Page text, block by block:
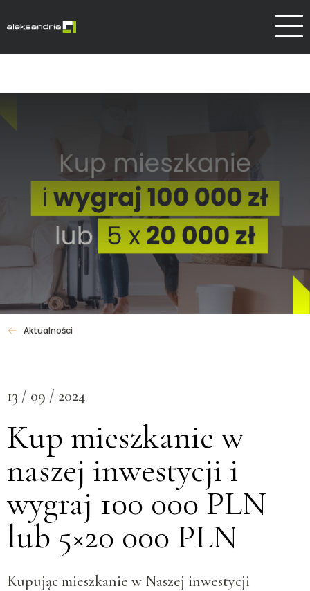
Aktualności
13 / 09 / 2024
Kup mieszkanie w
naszej inwestycji i
wygraj 100 000 PLN
lub 5×20 000 PLN
Kupując mieszkanie w Naszej inwestycji